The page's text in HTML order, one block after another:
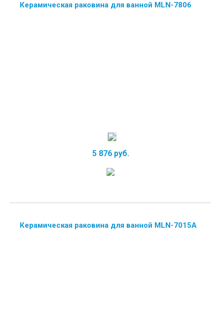
Керамическая раковина для ванной MLN-7806
5 876 руб.
Керамическая раковина для ванной MLN-7015A